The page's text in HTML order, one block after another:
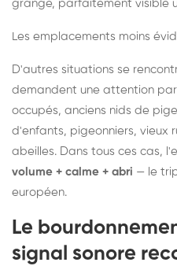
grange, parfaitement visible
Les emplacements moins
D'autres situations se
demandent une attention
occupés, anciens nids de
d'enfants, pigeonniers, vieux
abeilles. Dans tous ces cas,
volume + calme + abri — le
européen.
Le
signal sonore